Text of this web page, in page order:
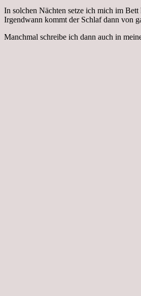
In solchen Nächten setze ich mich im Bett
Irgendwann kommt der Schlaf dann von
Manchmal schreibe ich dann auch in